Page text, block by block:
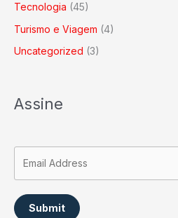
Tecnologia (45)
Turismo e Viagem (4)
Uncategorized (3)
Assine
Submit